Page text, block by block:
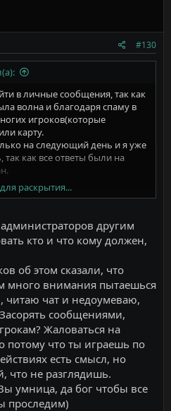
#130
в личные сообщения, так как
волна и благодаря спаму в
игроков(которые
карту.
на следующий день и я уже
так как все ответы были на
а только потом пиши.
раскрытия...
другим
кто и что кому должен,
об этом сказали, что
много внимания пытаешься
читаю чат и недоумеваю,
сообщениями,
Жаловаться на
потому что ты играешь по
есть смысл, но
что не разглядишь.
умница, да бог чтобы все
проследим)